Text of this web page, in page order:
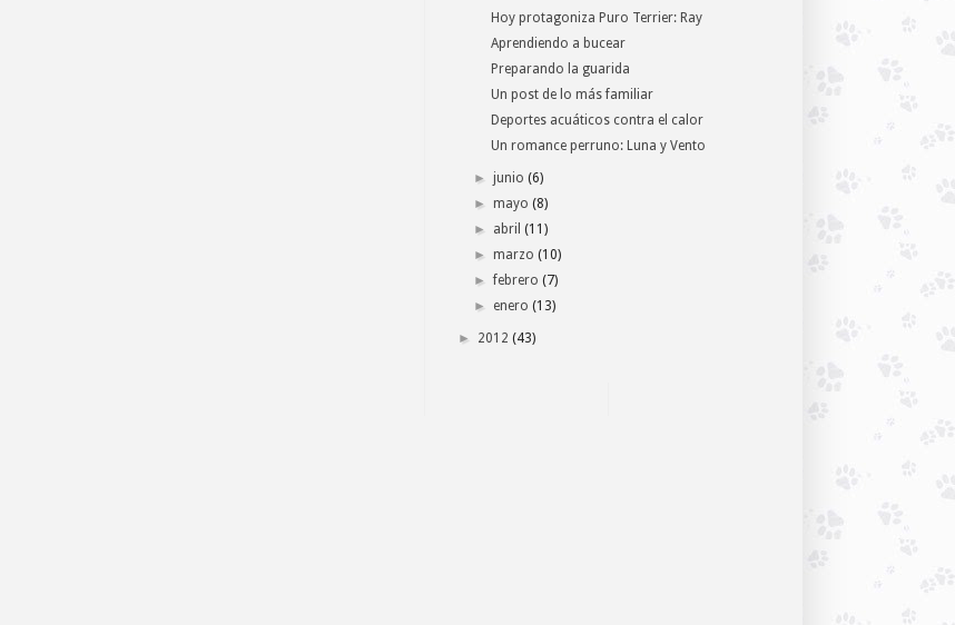
Hoy protagoniza Puro Terrier: Ray
Aprendiendo a bucear
Preparando la guarida
Un post de lo más familiar
Deportes acuáticos contra el calor
Un romance perruno: Luna y Vento
►junio (6)
►mayo (8)
► abril (11)
►marzo (10)
►febrero (7)
► enero (13)
► 2012 (43)